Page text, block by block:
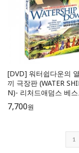
[DVD] 워터쉽다운의
끼 극장판 (WATER
N)- 리처드애덤스 베
7,700원
1